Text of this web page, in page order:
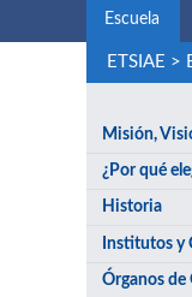
Escuela
ETSIAE >
Misión,
¿Por qué
Historia
Institutos y
Órganos de